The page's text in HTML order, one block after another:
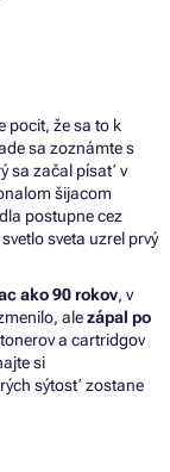
pocit, že sa to k
sa zoznámte s
sa začal písať v
šijacom
postupne cez
sveta uzrel prvý
ako 90 rokov, v
alezápal po
a cartridgov
si
sýtosť zostane